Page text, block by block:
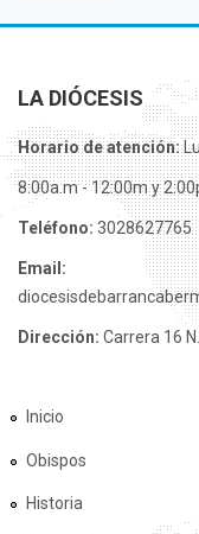
LA DIÓCESIS
Horario de atención:
8:00a.m - 12:00m y
Teléfono: 3028627765
Email:
Dirección: Carrera 16
Inicio
Obispos
Historia